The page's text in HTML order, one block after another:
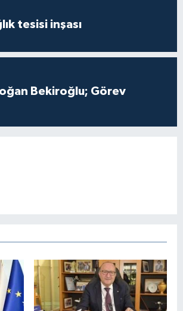
tesisi inşası
Bekiroğlu; Görev